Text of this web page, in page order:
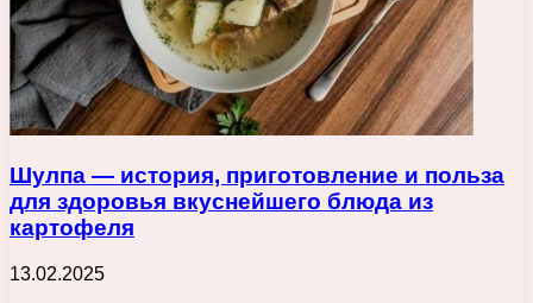
Шулпа — история, приготовление и польза
для здоровья вкуснейшего блюда из
картофеля
13.02.2025